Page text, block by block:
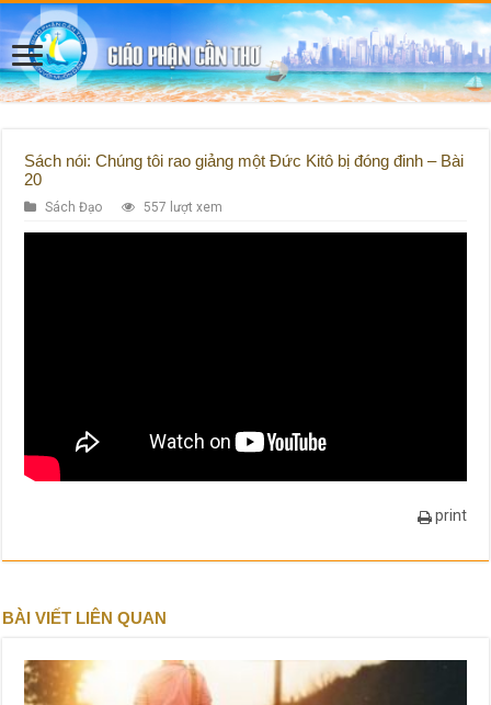
Sách nói: Chúng tôi rao giảng một Đức Kitô bị đóng đinh – Bài
20
Sách Đạo 557 lượt xem
print
BÀI VIẾT LIÊN QUAN